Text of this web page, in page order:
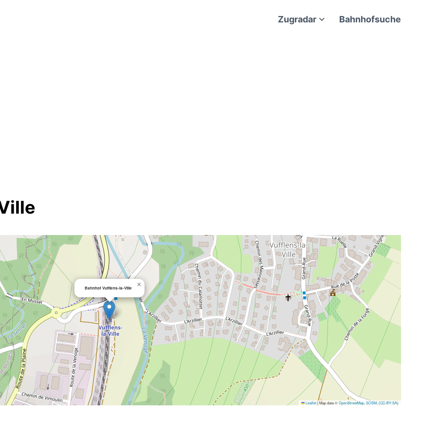
Zugradar Bahnhofsuche
Bahnhof Vufflens-la-Ville ×
Leaflet|Map data ©OpenStreetMap SOSM , (CC-BY-SA)